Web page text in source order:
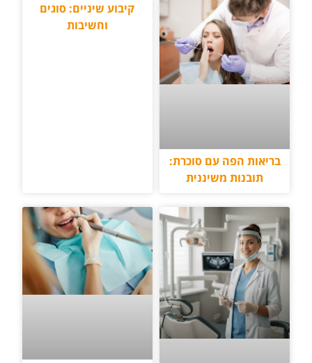
בריאות הפה עם סוכרת:
תובנות משיננית
קיבוע שיניים: סוגים
וחשיבות